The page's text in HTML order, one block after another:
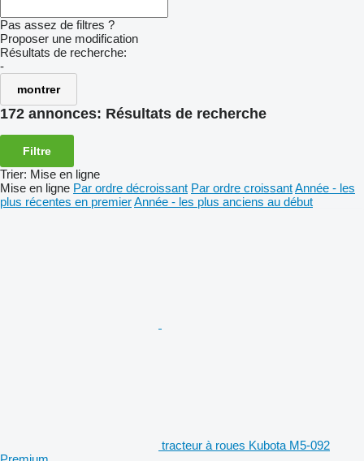
Pas assez de filtres ?
Proposer une modification
Résultats de recherche:
-
montrer
172 annonces: Résultats de recherche
Filtre
Trier: Mise en ligne
Mise en ligne Par ordre décroissant Par ordre croissantAnnée - les
plus récentes en premierAnnée - les plus anciens au début
tracteur à roues Kubota M5-092